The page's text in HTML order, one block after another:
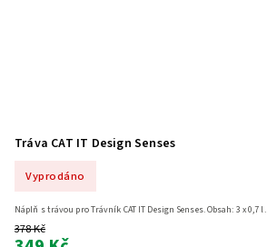
Tráva CAT IT Design Senses
Vyprodáno
378 Kč
Náplň s trávou pro Trávník CAT IT Design Senses. Obsah: 3 x 0,7 l.